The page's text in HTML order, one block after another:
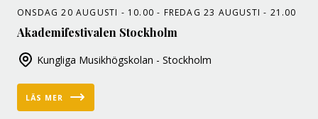
ONSDAG 20 AUGUSTI - 10.00 - FREDAG 23 AUGUSTI - 21.00
Akademifestivalen Stockholm
Kungliga Musikhögskolan - Stockholm
LÄS MER